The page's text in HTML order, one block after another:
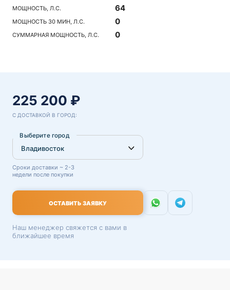
МОЩНОСТЬ, Л.С. 64
МОЩНОСТЬ 30 МИН, Л.С. 0
СУММАРНАЯ МОЩНОСТЬ, Л.С. 0
225 200 ₽
С ДОСТАВКОЙ В ГОРОД:
Выберите город
Сроки доставки ~ 2-3
недели после покупки
ОСТАВИТЬ ЗАЯВКУ
Наш менеджер свяжется с вами в
ближайшее время